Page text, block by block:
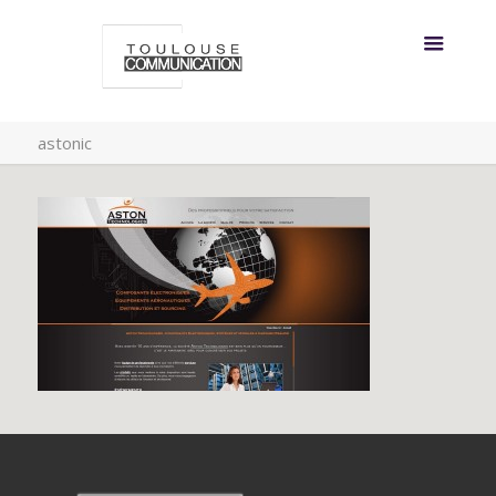
astonic